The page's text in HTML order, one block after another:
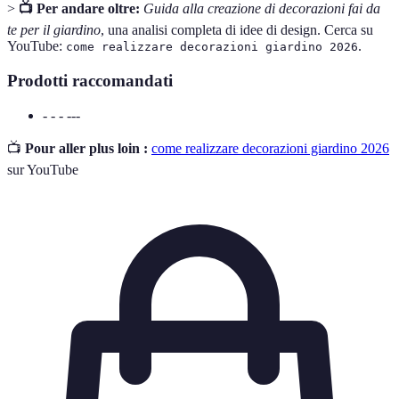
> 📺 Per andare oltre: Guida alla creazione di decorazioni fai da
te per il giardino, una analisi completa di idee di design. Cerca su
YouTube: come realizzare decorazioni giardino 2026.
Prodotti raccomandati
- - - ---
📺 Pour aller plus loin : come realizzare decorazioni giardino 2026
sur YouTube